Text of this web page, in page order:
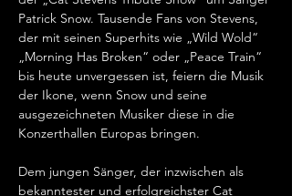
Patrick Snow. Tausende Fans von Stevens,
der mit seinen Superhits wie „Wild Wold“
„Morning Has Broken“ oder „Peace Train“
bis heute unvergessen ist, feiern die Musik
der Ikone, wenn Snow und seine
ausgezeichneten Musiker diese in die
Konzerthallen Europas bringen.
Dem jungen Sänger, der inzwischen als
bekanntester und erfolgreichster Cat